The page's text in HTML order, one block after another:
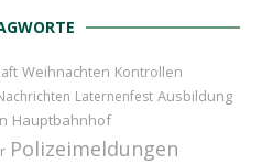
Weihnachten Kontrollen
Laternenfest Ausbildung
Hauptbahnhof
Polizeimeldungen